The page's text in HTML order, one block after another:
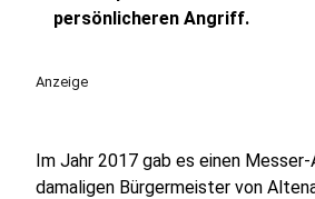
persönlicheren Angriff.
Anzeige
Im Jahr 2017 gab es einen
damaligen Bürgermeister von